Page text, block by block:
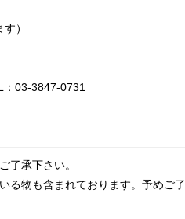
）
03-3847-0731
了承下さい。
る物も含まれております。予めご了